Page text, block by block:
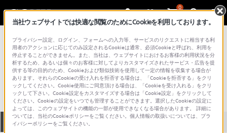
0
総合サポート・お問い合わせ ポータブルテーププレーヤー
XR-C1300
全て ダウンロード 取扱説明書 Q&A
当社ウェブサイトでは快適な閲覧のためにCookieを利用しております。
プライバシー設定、ログイン、フォームへの入力等、サービスのリクエストに相当する利
用者のアクションに応じてのみ設定されるCookieは通常、必須Cookieと呼ばれ、利用を
停止することができません。また、当社は、ウェブサイトにおけるお客様の利用状況を分
析するため、あるいは個々のお客様に対してよりカスタマイズされたサービス・広告を提
供する等の目的のため、Cookieおよび類似技術を使用して一定の情報を収集する場合が
あります。それらのCookieの受け入れを拒否する場合は、「Cookieを拒否する」をクリ
ックしてください。Cookie使用にご同意頂ける場合は、「Cookieを受け入れる」をクリ
ックして下さい。Cookie設定をカスタマイズする場合は「Cookie設定」をクリックして
ください。Cookieの設定をいつでも管理することができます。選択したCookieの設定に
よっては、このウェブサイトの機能の一部が使用できなくなる場合があります。 詳細に
ついては、当社のCookieポリシーをご覧ください。個人情報の取扱いについては、プラ
イバシーポリシーをご覧ください。